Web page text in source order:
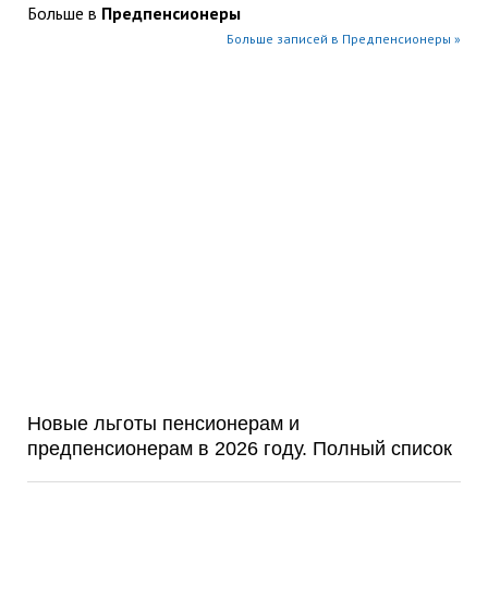
Больше в Предпенсионеры
Больше записей в Предпенсионеры »
Новые льготы пенсионерам и
предпенсионерам в 2026 году. Полный список